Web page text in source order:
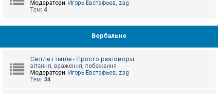
Модератори: Игорь Евстафьев, zag
Тем: 4
Вербальне
Світле і тепле - Просто разговоры
вітання, враження, побажання
Модератори: Игорь Евстафьев, zag
Тем: 34